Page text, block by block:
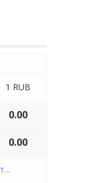
1 RUB
0.00
0.00